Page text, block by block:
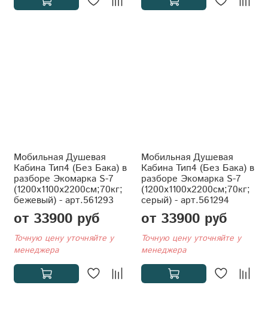
Мобильная Душевая
Кабина Тип4 (Без Бака) в
разборе Экомарка S-7
(1200x1100x2200см;70кг;
бежевый) - арт.561293
от 33900 руб
Точную цену уточняйте у
менеджера
Мобильная Душевая
Кабина Тип4 (Без Бака) в
разборе Экомарка S-7
(1200x1100x2200см;70кг;
серый) - арт.561294
от 33900 руб
Точную цену уточняйте у
менеджера